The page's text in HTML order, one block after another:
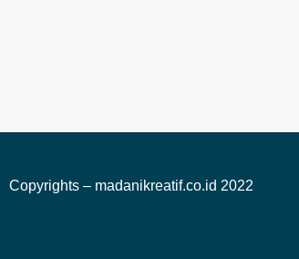
Copyrights – madanikreatif.co.id 2022